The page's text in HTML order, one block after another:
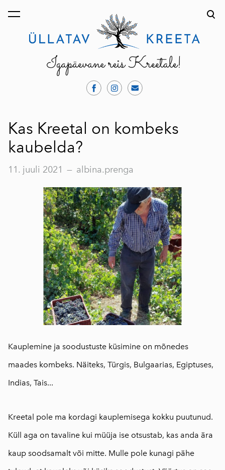
lisati ostukorvi. Vaata ostukorvi
Kas Kreetal on kombeks
kaubelda?
11. juuli 2021 — albina.prenga
Kauplemine ja soodustuste küsimine on mõnedes
maades kombeks. Näiteks, Türgis, Bulgaarias, Egiptuses,
Indias, Tais...
Kreetal pole ma kordagi kauplemisega kokku puutunud.
Küll aga on tavaline kui müüja ise otsustab, kas anda ära
kaup soodsamalt või mitte. Mulle pole kunagi pähe